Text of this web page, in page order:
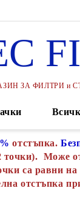
ЗА ФИЛТРИ и
отстъпка.
точки). Може
са равни
отстъпка